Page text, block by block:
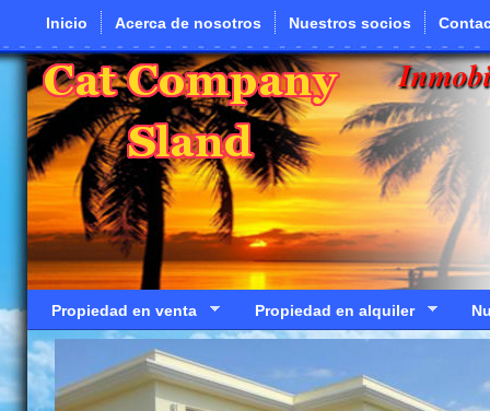
Pasar al contenido principal
Inicio Acerca de nosotros Nuestros socios
Propiedad en venta Propiedad en alquiler